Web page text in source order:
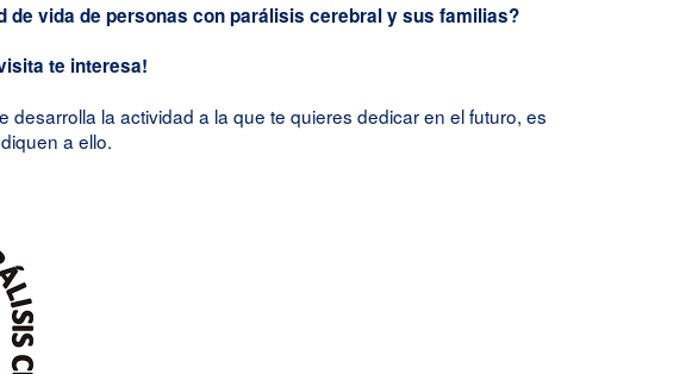
de vida de personas con parálisis cerebral y sus familias?
te interesa!
la actividad a la que te quieres dedicar en el futuro, es
a ello.